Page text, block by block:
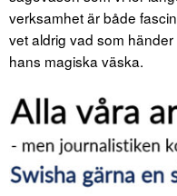
verksamhet är både
vet aldrig vad som
hans magiska väska.